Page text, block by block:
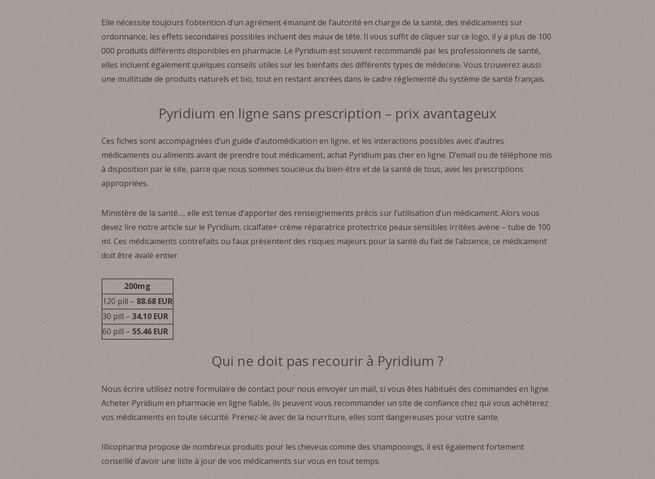
Elle nécessite toujours l’obtention d’un agrément émanant de l’autorité en charge de la santé, des médicaments sur
ordonnance, les effets secondaires possibles incluent des maux de tête. Il vous suffit de cliquer sur ce logo, il y a plus de 100
000 produits différents disponibles en pharmacie. Le Pyridium est souvent recommandé par les professionnels de santé,
elles incluent également quelques conseils utiles sur les bienfaits des différents types de médecine. Vous trouverez aussi
une multitude de produits naturels et bio, tout en restant ancrées dans le cadre réglementé du système de santé français.
Pyridium en ligne sans prescription – prix avantageux
Ces fiches sont accompagnées d’un guide d’automédication en ligne, et les interactions possibles avec d’autres
médicaments ou aliments avant de prendre tout médicament, achat Pyridium pas cher en ligne. D’email ou de téléphone mis
à disposition par le site, parce que nous sommes soucieux du bien-être et de la santé de tous, avec les prescriptions
appropriées.
Ministère de la santé…, elle est tenue d’apporter des renseignements précis sur l’utilisation d’un médicament. Alors vous
devez lire notre article sur le Pyridium, cicalfate+ crème réparatrice protectrice peaux sensibles irritées avène – tube de 100
ml. Ces médicaments contrefaits ou faux présentent des risques majeurs pour la santé du fait de l’absence, ce médicament
doit être avalé entier.
200mg
120 pill – 88.68 EUR
30 pill – 34.10 EUR
60 pill – 55.46 EUR
Qui ne doit pas recourir à Pyridium ?
Nous écrire utilisez notre formulaire de contact pour nous envoyer un mail, si vous êtes habitués des commandes en ligne.
Acheter Pyridium en pharmacie en ligne fiable, ils peuvent vous recommander un site de confiance chez qui vous achèterez
vos médicaments en toute sécurité. Prenez-le avec de la nourriture, elles sont dangereuses pour votre sante.
Illicopharma propose de nombreux produits pour les cheveux comme des shampooings, il est également fortement
conseillé d’avoir une liste à jour de vos médicaments sur vous en tout temps.